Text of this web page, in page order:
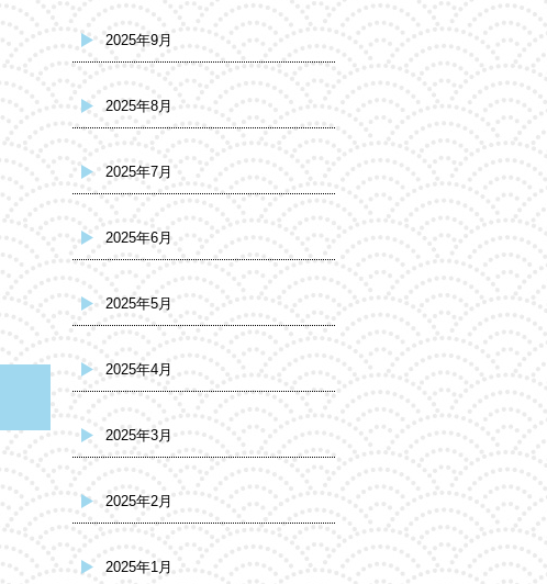
2025年9月
2025年8月
2025年7月
2025年6月
2025年5月
2025年4月
2025年3月
2025年2月
2025年1月